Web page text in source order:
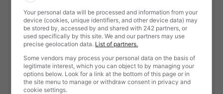
Your personal data will be processed and information from your
device (cookies, unique identifiers, and other device data) may
be stored by, accessed by and shared with 242 partners, or
used specifically by this site. We and our partners may use
precise geolocation data. List of partners.
Some vendors may process your personal data on the basis of
legitimate interest, which you can object to by managing your
options below. Look for a link at the bottom of this page or in
the site menu to manage or withdraw consent in privacy and
cookie settings.